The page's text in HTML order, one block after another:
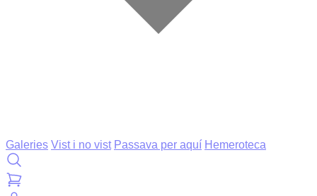
Galeries Vist i no vist Passava per aquí Hemeroteca